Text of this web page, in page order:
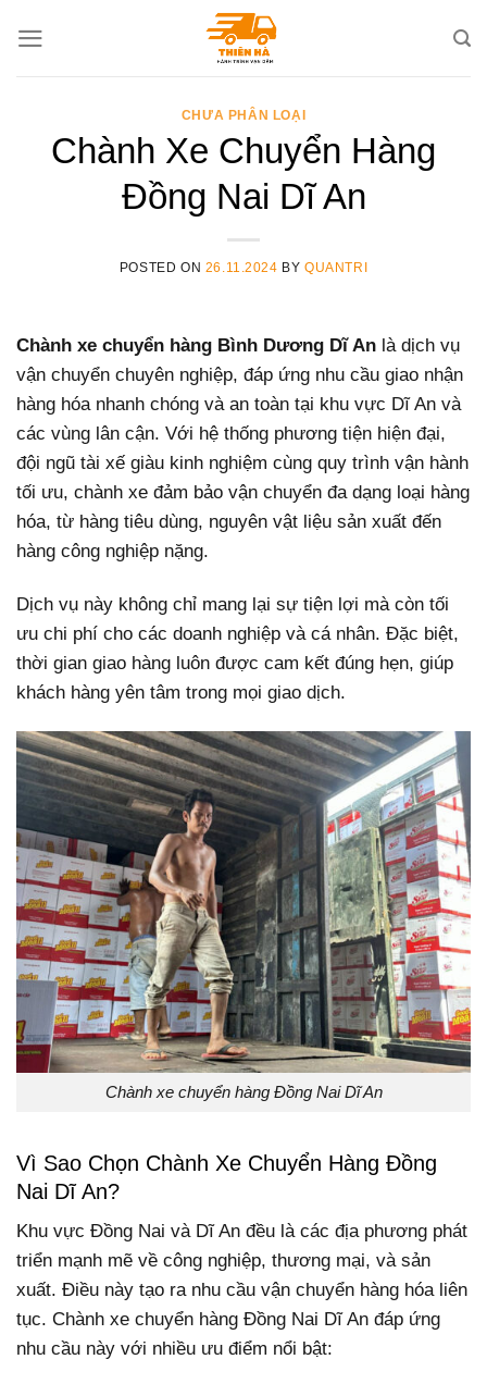
CHƯA PHÂN LOẠI
Chành Xe Chuyển Hàng
Đồng Nai Dĩ An
POSTED ON 26.11.2024 BYQUANTRI
Chành xe chuyển hàng Bình Dương Dĩ An là dịch vụ
vận chuyển chuyên nghiệp, đáp ứng nhu cầu giao nhận
hàng hóa nhanh chóng và an toàn tại khu vực Dĩ An và
các vùng lân cận. Với hệ thống phương tiện hiện đại,
đội ngũ tài xế giàu kinh nghiệm cùng quy trình vận hành
tối ưu, chành xe đảm bảo vận chuyển đa dạng loại hàng
hóa, từ hàng tiêu dùng, nguyên vật liệu sản xuất đến
hàng công nghiệp nặng.
Dịch vụ này không chỉ mang lại sự tiện lợi mà còn tối
ưu chi phí cho các doanh nghiệp và cá nhân. Đặc biệt,
thời gian giao hàng luôn được cam kết đúng hẹn, giúp
khách hàng yên tâm trong mọi giao dịch.
Chành xe chuyển hàng Đồng Nai Dĩ An
Vì Sao Chọn Chành Xe Chuyển Hàng Đồng
Nai Dĩ An?
Khu vực Đồng Nai và Dĩ An đều là các địa phương phát
triển mạnh mẽ về công nghiệp, thương mại, và sản
xuất. Điều này tạo ra nhu cầu vận chuyển hàng hóa liên
tục. Chành xe chuyển hàng Đồng Nai Dĩ An đáp ứng
nhu cầu này với nhiều ưu điểm nổi bật: